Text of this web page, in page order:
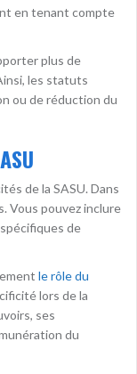
en tenant compte
plus de
les statuts
ou de réduction du
de la SASU. Dans
Vous pouvez inclure
de
le rôle du
lors de la
ses
du